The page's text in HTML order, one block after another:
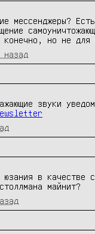
мессенджеры?
но не для
назад
звуки
в качестве
майнит?